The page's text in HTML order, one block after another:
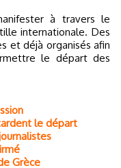
à travers le
internationale. Des
et déjà organisés afin
le départ des
le départ
Grèce